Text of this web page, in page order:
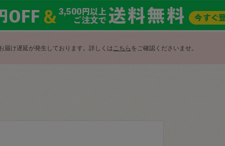
届け遅延が発生しております。詳しくはこちら をご確認くださいませ。